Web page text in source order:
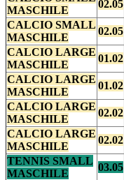
MASCHILE
02.05
CALCIO SMALL
MASCHILE
02.05
CALCIO LARGE
MASCHILE
01.02
CALCIO LARGE
MASCHILE
01.02
CALCIO LARGE
MASCHILE
02.02
CALCIO LARGE
MASCHILE
02.02
TENNIS SMALL
MASCHILE
03.05